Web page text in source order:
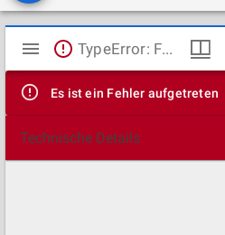
Mirador
Viewer
TypeError: Failed to fetch
Es ist ein Fehler aufgetreten
Technische Details